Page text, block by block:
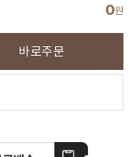
0원
바로주문